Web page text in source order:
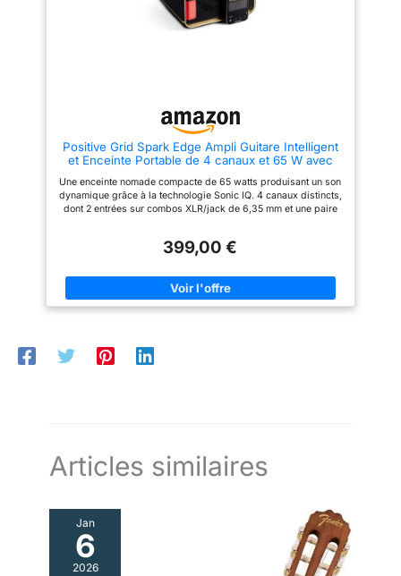
Positive Grid Spark Edge Ampli Guitare Intelligent
et Enceinte Portable de 4 canaux et 65 W avec
Acoustique, Basse, Voix, Clavier, etc.
Une enceinte nomade compacte de 65 watts produisant un son
dynamique grâce à la technologie Sonic IQ. 4 canaux distincts,
dont 2 entrées sur combos XLR/jack de 6,35 mm et une paire
de tonnes d’amplis et d’effets, du Creative Groove Looper, de
Diffusez de la musique via Bluetooth et connectez l’enceinte au
WiFi pour la mettre facilement à jour. Profitez de jusqu’à 10
heures de jeu ou d’écoute avec la batterie optionnelle. (batterie
399,00 €
Articles similaires
Jan
6
2026